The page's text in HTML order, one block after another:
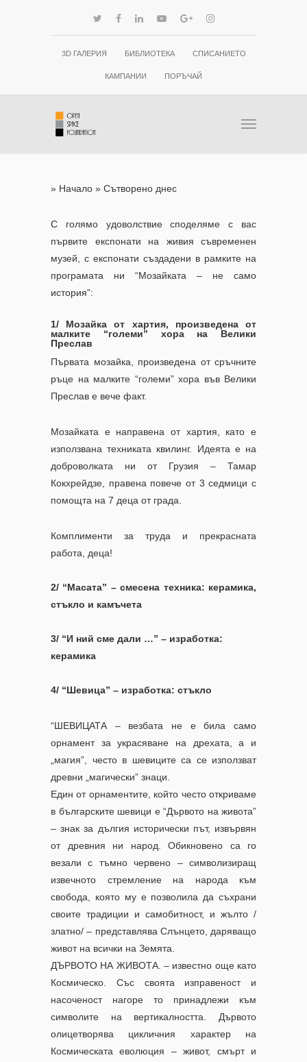
3D ГАЛЕРИЯ БИБЛИОТЕКА СПИСАНИЕТО
КАМПАНИИ ПОРЪЧАЙ
» Начало » Сътворено днес
С голямо удоволствие споделяме с вас
първите експонати на живия съвременен
музей, с експонати създадени в рамките на
програмата ни “Мозайката – не само
история”:
1/ Мозайка от хартия, произведена от
малките “големи” хора на Велики
Преслав
Първата мозайка, произведена от сръчните
ръце на малките “големи” хора във Велики
Преслав е вече факт.
Мозайката е направена от хартия, като е
използвана техниката квилинг. Идеята е на
доброволката ни от Грузия – Тамар
Кокхрейдзе, правена повече от 3 седмици с
помощта на 7 деца от града.
Комплименти за труда и прекрасната
работа, деца!
2/ “Масата” – смесена техника: керамика,
стъкло и камъчета
3/ “И ний сме дали …” – изработка:
керамика
4/ “Шевица” – изработка: стъкло
“ШЕВИЦАТА – везбата не е била само
орнамент за украсяване на дрехата, а и
„магия”, често в шевиците са се използват
древни „магически” знаци.
Един от орнаментите, който често откриваме
в българските шевици е “Дървото на живота”
– знак за дългия исторически път, извървян
от древния ни народ. Обикновено са го
везали с тъмно червено – символизиращ
извечното стремление на народа към
свобода, която му е позволила да съхрани
своите традиции и самобитност, и жълто /
златно/ – представлява Слънцето, даряващо
живот на всички на Земята.
ДЪРВОТО НА ЖИВОТА. – известно още като
Космическо. Със своята изправеност и
насоченост нагоре то принадлежи към
символите на вертикалността. Дървото
олицетворява цикличния характер на
Космическата еволюция – живот, смърт и